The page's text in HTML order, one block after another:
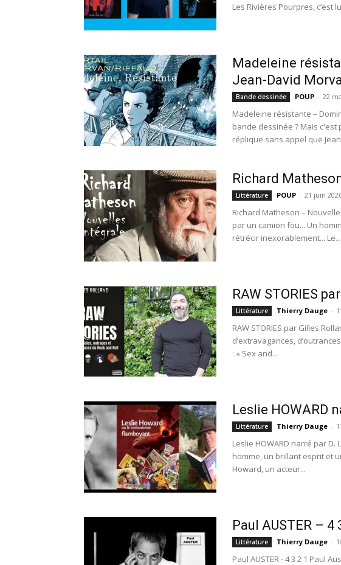
Les Rivières Pourpres, c’est
Madeleine
Jean-David
Bande dessinée POUP - 22
Madeleine résistante –
bande dessinée ? Mais c'est
réplique sans appel que
Richard
Littérature POUP - 21 juin
Richard Matheson –
par un camion fou... Un
rétrécir inexorablement... Le...
RAW STORIES
Littérature Thierry Dauge -
RAW STORIES par Gilles
d’extravagances,
: « Sex and...
Leslie HOWARD
Littérature Thierry Dauge -
Leslie HOWARD narré par D.
homme, un brillant esprit et
Howard, un acteur...
Paul AUSTER – 4
Littérature Thierry Dauge -
Paul AUSTER - 4 3 2 1 Paul